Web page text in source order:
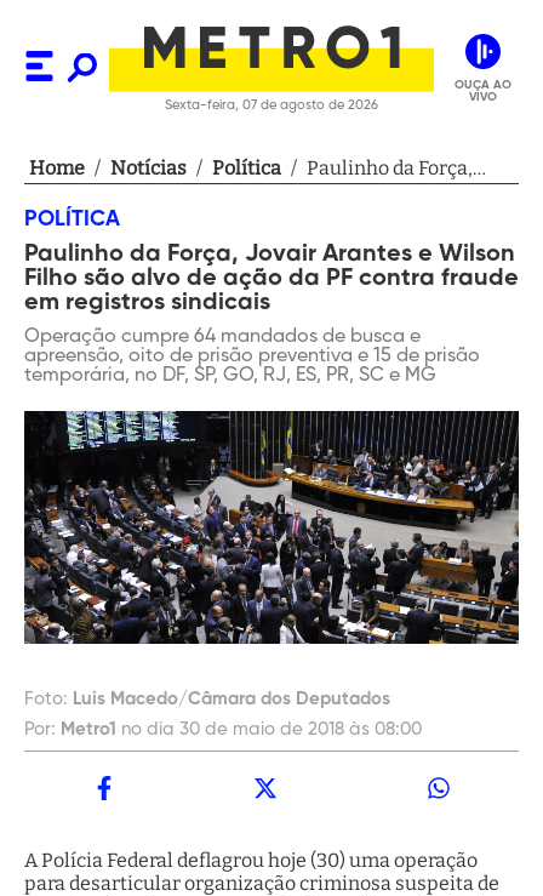
Sexta-feira, 07 de agosto de 2026
OUÇA AO
VIVO
Home / Notícias / Política / Paulinho da Força,
de ação da PF contra
fraude em registros
POLÍTICA
Paulinho da Força, Jovair Arantes e Wilson
Filho são alvo de ação da PF contra fraude
em registros sindicais
Operação cumpre 64 mandados de busca e
apreensão, oito de prisão preventiva e 15 de prisão
temporária, no DF, SP, GO, RJ, ES, PR, SC e MG
Foto: Luis Macedo/Câmara dos Deputados
Por: Metro1 no dia 30 de maio de 2018 às 08:00
A Polícia Federal deflagrou hoje (30) uma operação
para desarticular organização criminosa suspeita de